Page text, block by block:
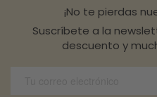
¡No te pierdas
Suscríbete a la
descuento y